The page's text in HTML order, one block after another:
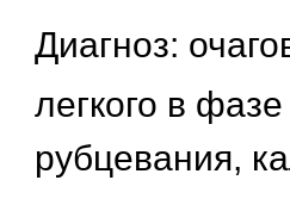
Диагноз:
легкого в
рубцевания,